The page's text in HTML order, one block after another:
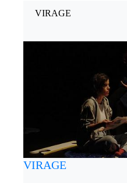
VIRAGE
VIRAGE